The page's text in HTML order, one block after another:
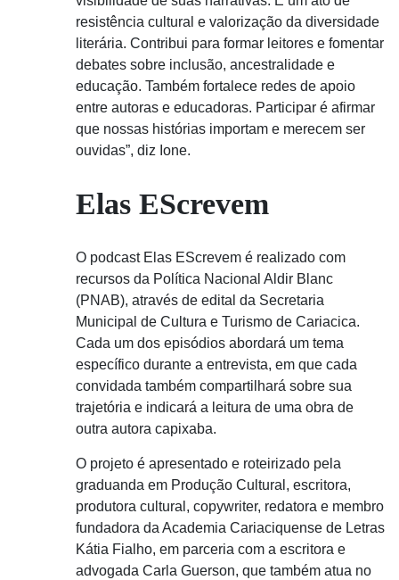
resistência cultural e valorização da diversidade
literária. Contribui para formar leitores e fomentar
debates sobre inclusão, ancestralidade e
educação. Também fortalece redes de apoio
entre autoras e educadoras. Participar é afirmar
que nossas histórias importam e merecem ser
ouvidas”, diz Ione.
Elas EScrevem
O podcast Elas EScrevem é realizado com
recursos da Política Nacional Aldir Blanc
(PNAB), através de edital da Secretaria
Municipal de Cultura e Turismo de Cariacica.
Cada um dos episódios abordará um tema
específico durante a entrevista, em que cada
convidada também compartilhará sobre sua
trajetória e indicará a leitura de uma obra de
outra autora capixaba.
O projeto é apresentado e roteirizado pela
graduanda em Produção Cultural, escritora,
produtora cultural, copywriter, redatora e membro
fundadora da Academia Cariaciquense de Letras
Kátia Fialho, em parceria com a escritora e
advogada Carla Guerson, que também atua no